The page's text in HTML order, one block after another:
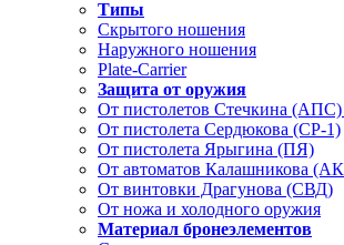
Типы
Скрытого ношения
Наружного ношения
Plate-Carrier
Защита от оружия
От пистолетов Стечкина
От пистолета Сердюкова (СР-1)
От пистолета Ярыгина (ПЯ)
От автоматов Калашникова
От винтовки Драгунова (СВД)
От ножа и холодного оружия
Материал бронеэлементов